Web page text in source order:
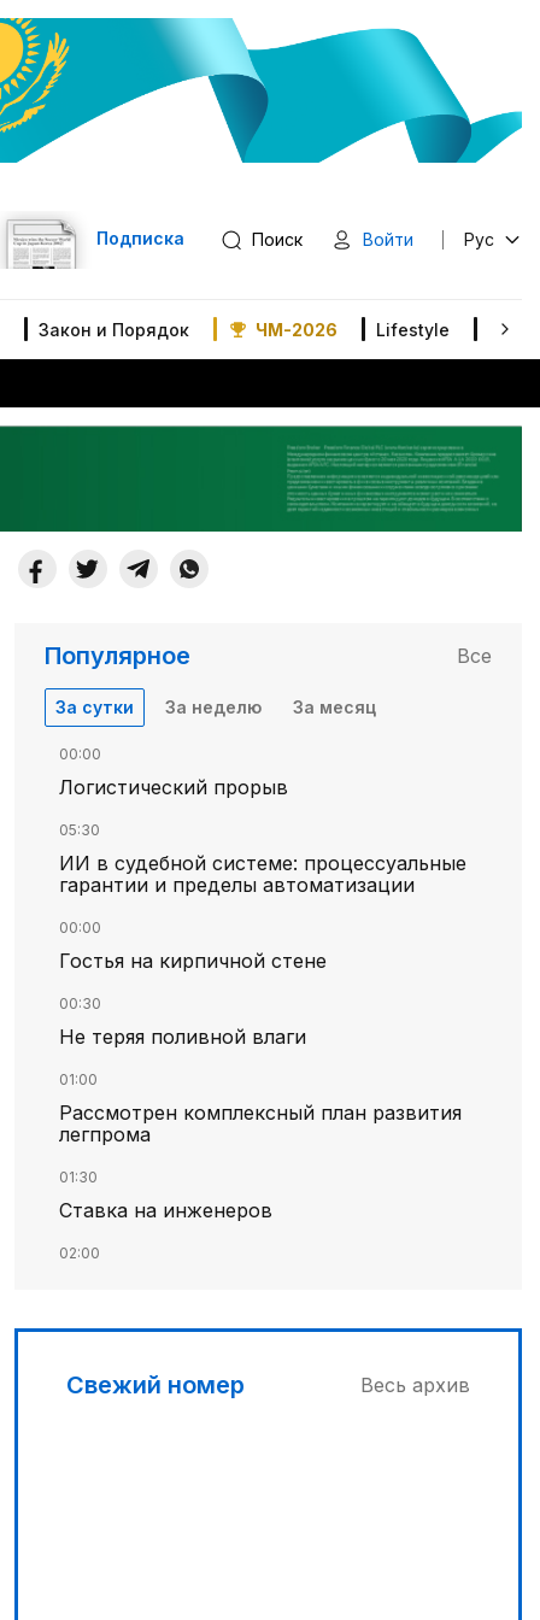
Подписка Поиск Войти Рус
Закон и Порядок ЧМ-2026 Lifestyle В
Популярное Все
За сутки За неделю За месяц
00:00
Логистический прорыв
05:30
ИИ в судебной системе: процессуальные
гарантии и пределы автоматизации
00:00
Гостья на кирпичной стене
00:30
Не теряя поливной влаги
01:00
Рассмотрен комплексный план развития
легпрома
01:30
Ставка на инженеров
02:00
02:30
Свежий номер Весь архив